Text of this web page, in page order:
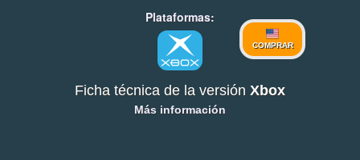
Plataformas:
COMPRAR
Ficha técnica de la versión Xbox
Más información